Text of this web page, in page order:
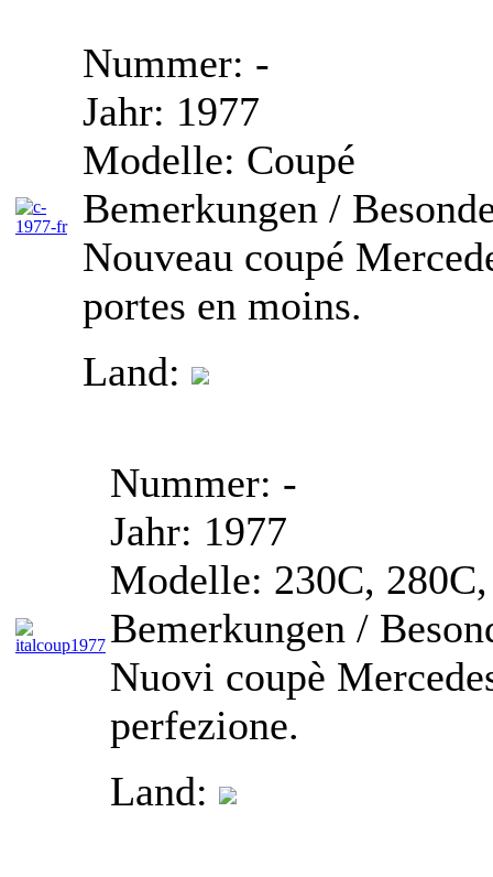
Nummer: -
Jahr: 1977
Modelle: Coupé
Bemerkungen /
Nouveau coupé
portes en moins.
Land:
Nummer: -
Jahr: 1977
Modelle: 230C,
Bemerkungen /
Nuovi coupè
perfezione.
Land: